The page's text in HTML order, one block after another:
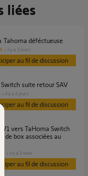
liées
Tahoma déféctueuse
il y a 3 jours
au fil de discussion
Switch suite retour SAV
il y a 2 jours
au fil de discussion
de box associées au
il y a 3 mois
au fil de discussion